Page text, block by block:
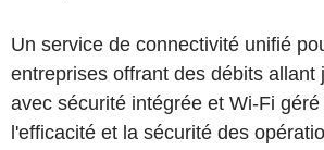
Un service de connectivité unifié
entreprises offrant des débits allant
avec sécurité intégrée et Wi-Fi
l'efficacité et la sécurité des